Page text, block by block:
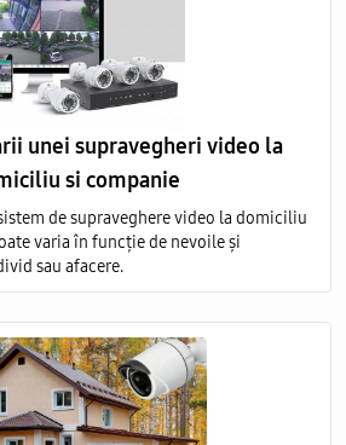
unei supravegheri video la
si companie
de supraveghere video la domiciliu
varia în funcție de nevoile și
sau afacere.